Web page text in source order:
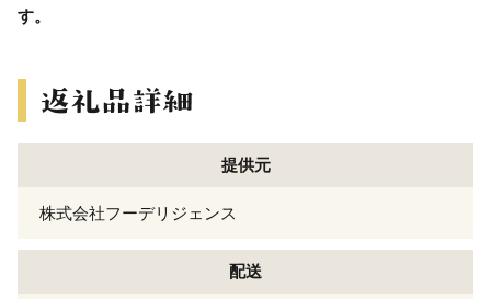
す。
提供元
株式会社フーデリジェンス
配送